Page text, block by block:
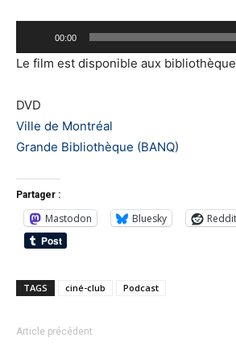
audio
00:00
Le film est disponible aux
DVD
Ville de Montréal
Grande Bibliothèque (BANQ)
Partager :
Mastodon Bluesky
Reddit
TAGS ciné-club Podcast
Article précédent